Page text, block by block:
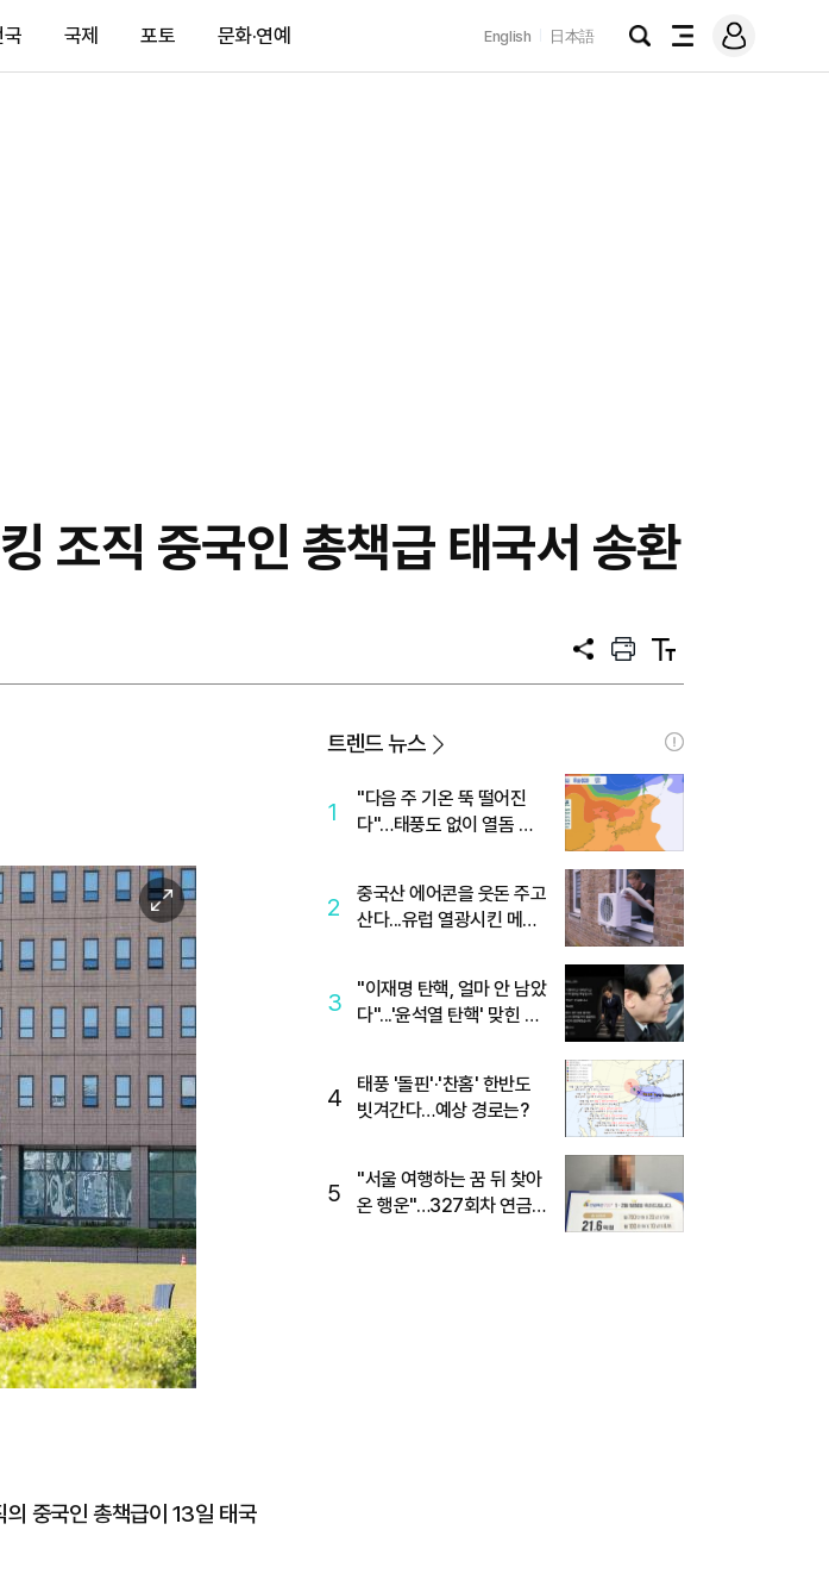
국 국제 포토 문화·연예 English 日本語
검
전
메
그
조직 중국인 총책급 태국서 송환
공
프
트
텍
트
이
미
지
확
대
중국인 총책급이 13일 태국
트렌드 뉴스
1
"다음 주 기온 뚝 떨어진
다"…태풍도 없이 열돔 박
2
중국산 에어콘을 웃돈 주고
산다...유럽 열광시킨 메이
3
"이재명 탄핵, 얼마 안 남았
다"...'윤석열 탄핵' 맞힌 무
4
태풍 '돌핀'·'찬홈' 한반도
빗겨간다…예상 경로는?
5
"서울 여행하는 꿈 뒤 찾아
온 행운"…327회차 연금